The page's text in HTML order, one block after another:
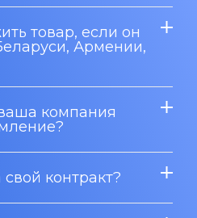
товар, если он
Армении,
компания
контракт?